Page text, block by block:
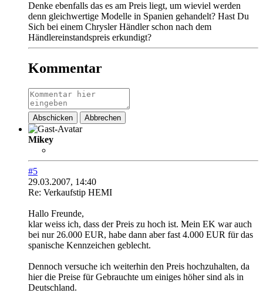
Denke ebenfalls das es am Preis liegt, um wieviel werden
denn gleichwertige Modelle in Spanien gehandelt? Hast Du
Sich bei einem Chrysler Händler schon nach dem
Händlereinstandspreis erkundigt?
Kommentar
Abschicken Abbrechen
Mikey
#5
29.03.2007, 14:40
Re: Verkaufstip HEMI
Hallo Freunde,
klar weiss ich, dass der Preis zu hoch ist. Mein EK war auch
bei nur 26.000 EUR, habe dann aber fast 4.000 EUR für das
spanische Kennzeichen geblecht.
Dennoch versuche ich weiterhin den Preis hochzuhalten, da
hier die Preise für Gebrauchte um einiges höher sind als in
Deutschland.